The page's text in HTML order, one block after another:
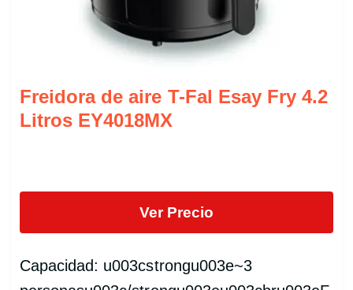
Freidora de aire T-Fal Esay Fry 4.2
Litros EY4018MX
Ver Precio
Capacidad: u003cstrongu003e~3